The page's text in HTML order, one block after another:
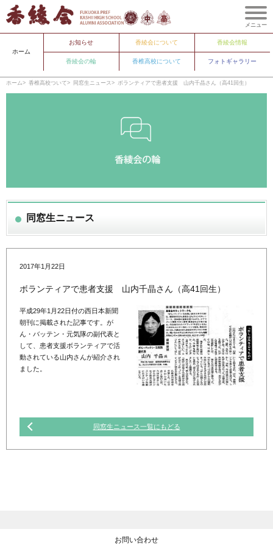
ホーム
お知らせ 香綾会について 香綾会情報
香綾会の輪 香椎高校について フォトギャラリー
メニュー
ホーム 香椎高校ついて 同窓生ニュース ボランティアで患者支援 山内千晶さん（高41回生）
同窓生ニュース
2017年1月22日
ボランティアで患者支援 山内千晶さん（高41回生）
平成29年1月22日付の西日本新聞
朝刊に掲載された記事です。が
ん・バッテン・元気隊の副代表と
して、患者支援ボランティアで活
動されている山内さんが紹介され
ました。
同窓生ニュース一覧にもどる
お問い合わせ